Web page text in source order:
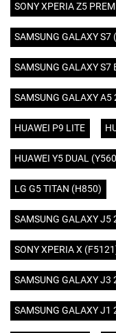
SONY XPERIA Z5
SAMSUNG GALAXY S7
SAMSUNG GALAXY S7
SAMSUNG GALAXY
HUAWEI P9 LITE
HUAWEI Y5 DUAL
LG G5 TITAN (H850)
SAMSUNG GALAXY
SONY XPERIA X
SAMSUNG GALAXY
SAMSUNG GALAXY